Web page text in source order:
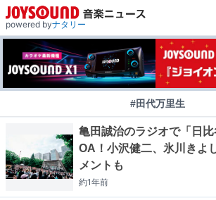
powered byナタリー
#田代万里生
亀田誠治のラジオで「日
OA！小沢健二、氷川きよ
メントも
約1年前